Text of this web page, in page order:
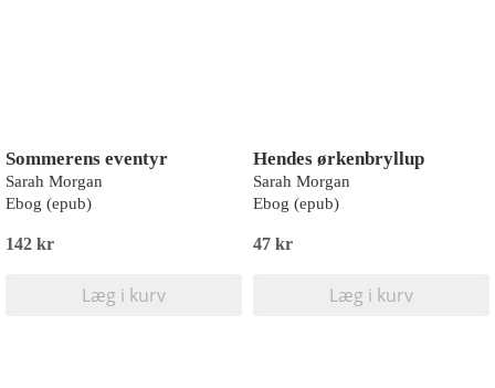
Sommerens eventyr
Sarah Morgan
Ebog (epub)
142 kr
Læg i kurv
Hendes ørkenbryllup
Sarah Morgan
Ebog (epub)
47 kr
Læg i kurv